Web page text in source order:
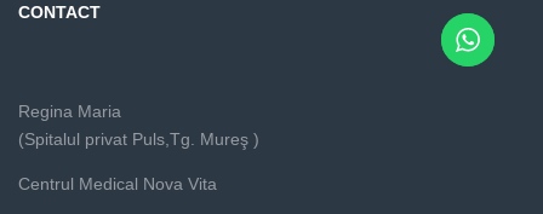
CONTACT
Regina Maria
(Spitalul privat Puls,Tg. Mureş )
Centrul Medical Nova Vita